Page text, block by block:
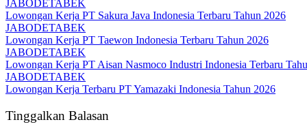
JABODETABEK
Lowongan Kerja PT Sakura Java Indonesia Terbaru Tahun 2026
JABODETABEK
Lowongan Kerja PT Taewon Indonesia Terbaru Tahun 2026
JABODETABEK
Lowongan Kerja PT Aisan Nasmoco Industri Indonesia Terbaru
JABODETABEK
Lowongan Kerja Terbaru PT Yamazaki Indonesia Tahun 2026
Tinggalkan Balasan